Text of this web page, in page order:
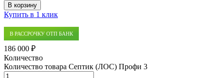
В корзину
Купить в 1 клик
В РАССРОЧКУ ОТП БАНК
186 000 ₽
Количество
Количество товара Септик (ЛОС) Профи 3